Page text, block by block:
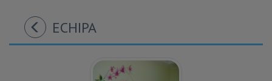
ECHIPA